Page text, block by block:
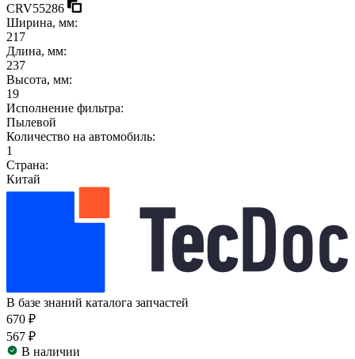
CRV55286
Ширина, мм:
217
Длина, мм:
237
Высота, мм:
19
Исполнение фильтра:
Пылевой
Количество на автомобиль:
1
Страна:
Китай
В базе знаний каталога запчастей
670 ₽
567 ₽
В наличии